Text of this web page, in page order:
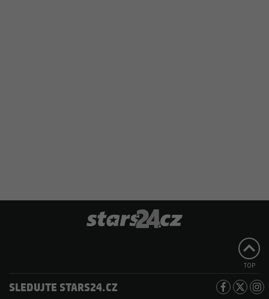
TOP
SLEDUJTE STARS24.CZ